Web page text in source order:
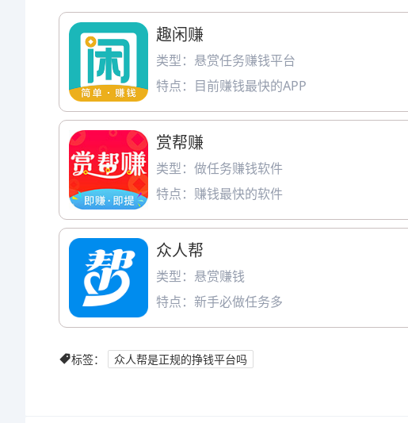
趣闲赚
类型：悬赏任务赚钱平台
特点：目前赚钱最快的APP
赏帮赚
类型：做任务赚钱软件
特点：赚钱最快的软件
众人帮
类型：悬赏赚钱
特点：新手必做任务多
标签： 众人帮是正规的挣钱平台吗